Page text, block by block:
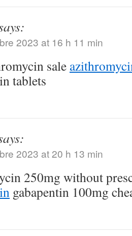
2023 at 16 h 11 min
sale
tablets
2023 at 20 h 13 min
250mg without
gabapentin 100mg